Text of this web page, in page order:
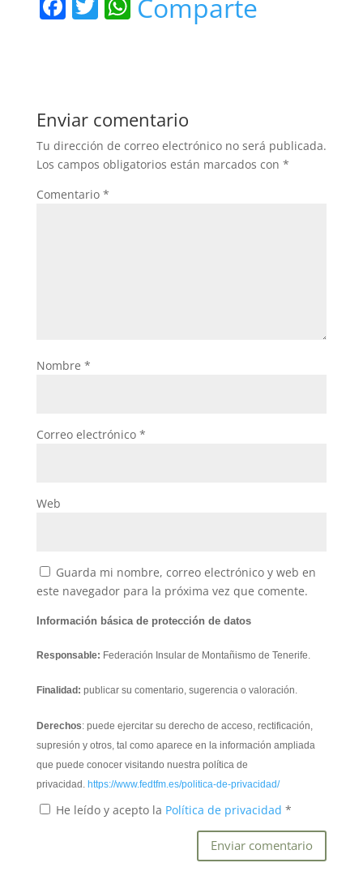
b
o
o
k
A
p
p
Comparte
Enviar comentario
Tu dirección de correo electrónico no será publicada.
Los campos obligatorios están marcados con *
Comentario *
Nombre *
Correo electrónico *
Web
Guarda mi nombre, correo electrónico y web en
este navegador para la próxima vez que comente.
Información básica de protección de datos
Responsable: Federación Insular de Montañismo de Tenerife.
Finalidad: publicar su comentario, sugerencia o valoración.
Derechos: puede ejercitar su derecho de acceso, rectificación,
supresión y otros, tal como aparece en la información ampliada
que puede conocer visitando nuestra política de
privacidad. https://www.fedtfm.es/politica-de-privacidad/
He leído y acepto la Política de privacidad *